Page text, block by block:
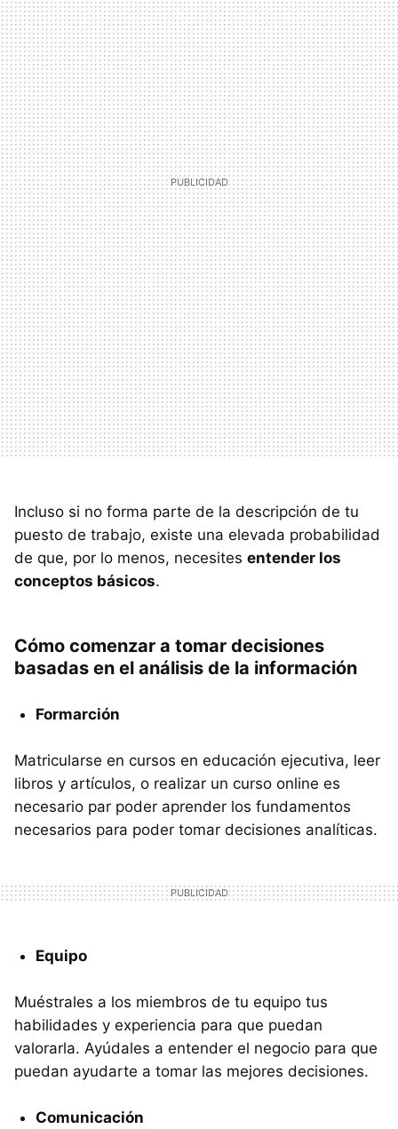
Incluso si no forma parte de la descripción de tu
puesto de trabajo, existe una elevada probabilidad
de que, por lo menos, necesites entender los
conceptos básicos.
Cómo comenzar a tomar decisiones
basadas en el análisis de la información
Formarción
Matricularse en cursos en educación ejecutiva, leer
libros y artículos, o realizar un curso online es
necesario par poder aprender los fundamentos
necesarios para poder tomar decisiones analíticas.
Equipo
Muéstrales a los miembros de tu equipo tus
habilidades y experiencia para que puedan
valorarla. Ayúdales a entender el negocio para que
puedan ayudarte a tomar las mejores decisiones.
Comunicación